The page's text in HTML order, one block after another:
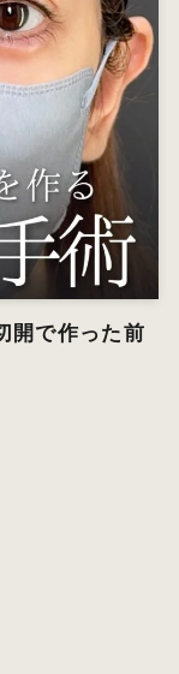
開で作った前